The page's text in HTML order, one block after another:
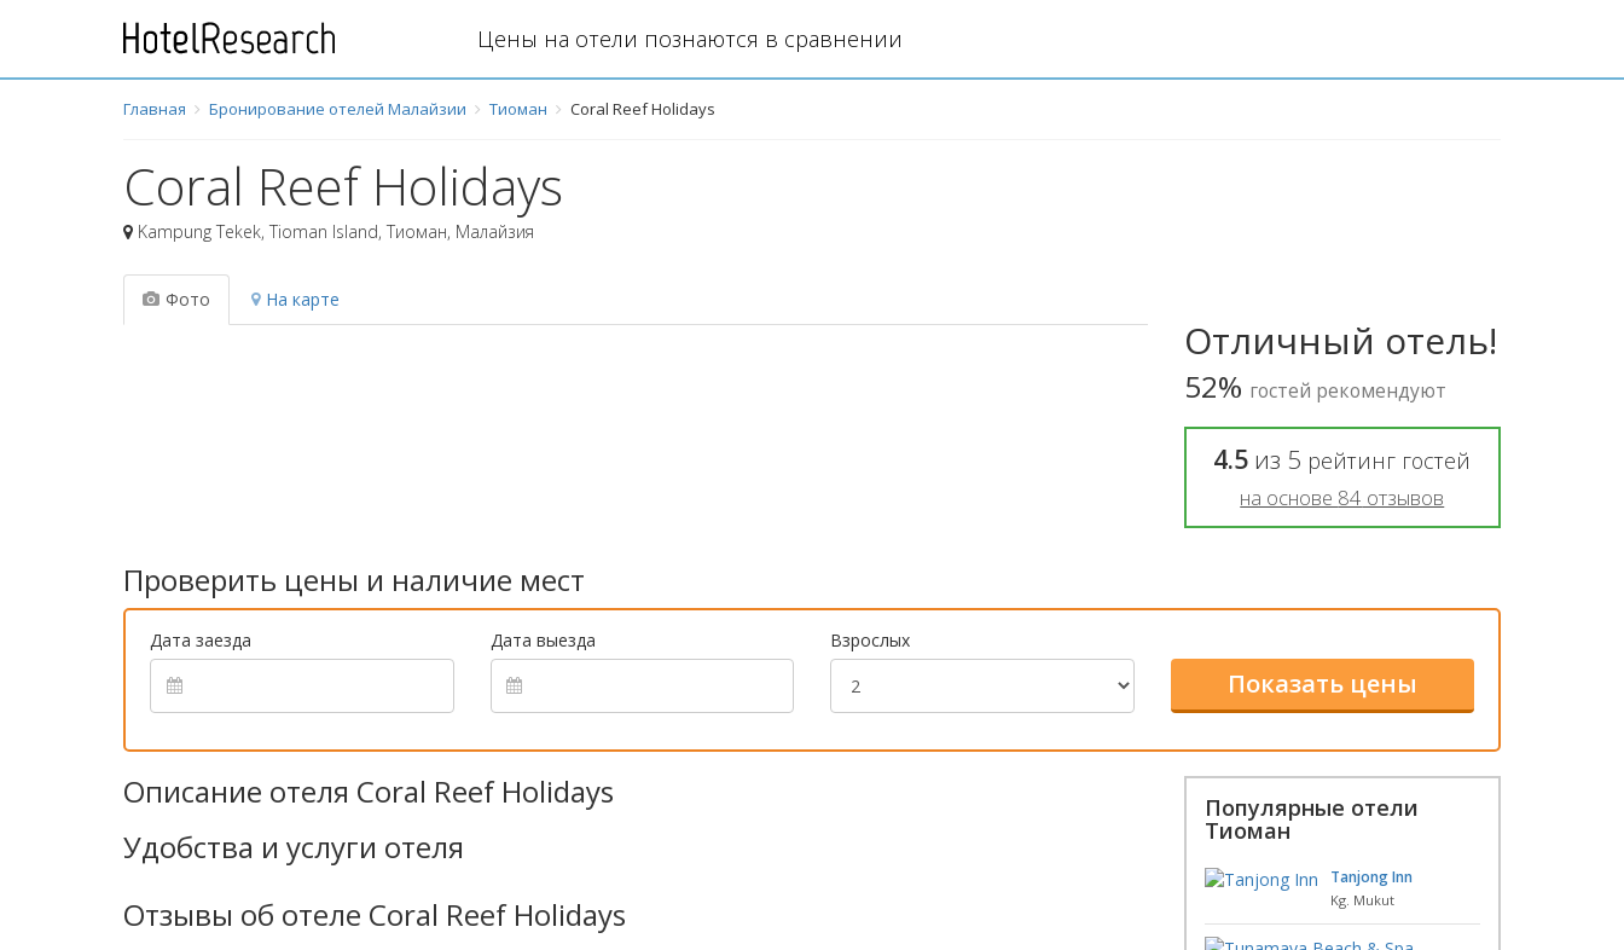
Цены на отели познаются в сравнении
Главная Бронирование отелей Малайзии Тиоман Coral Reef Holidays
Coral Reef Holidays
Kampung Tekek, Tioman Island, Тиоман, Малайзия
Фото На карте
Отличный отель!
52% гостей рекомендуют
4.5 из 5 рейтинг гостей
на основе 84 отзывов
Проверить цены и наличие мест
Дата заезда Дата выезда Взрослых
Описание отеля Coral Reef Holidays
Удобства и услуги отеля
Отзывы об отеле Coral Reef Holidays
Популярные отели
Тиоман
Tanjong Inn
Kg. Mukut